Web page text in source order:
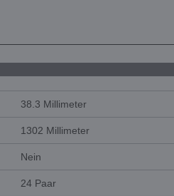
38.3 Millimeter
1302 Millimeter
Nein
24 Paar